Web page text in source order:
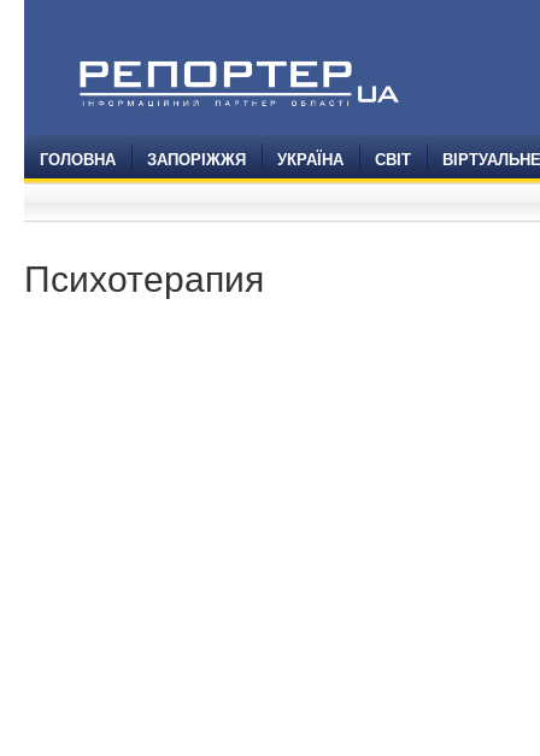
ГОЛОВНА ЗАПОРІЖЖЯ УКРАЇНА СВІТ
Психотерапия